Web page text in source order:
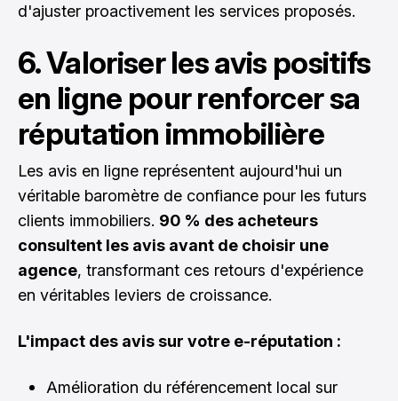
d'ajuster proactivement les services proposés.
6. Valoriser les avis positifs
en ligne pour renforcer sa
réputation immobilière
Les avis en ligne représentent aujourd'hui un
véritable baromètre de confiance pour les futurs
clients immobiliers. 90 % des acheteurs
consultent les avis avant de choisir une
agence, transformant ces retours d'expérience
en véritables leviers de croissance.
L'impact des avis sur votre e-réputation :
Amélioration du référencement local sur